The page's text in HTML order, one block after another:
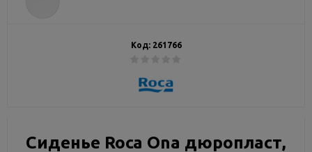
Код: 261766
Сиденье Roca Ona дюропласт,